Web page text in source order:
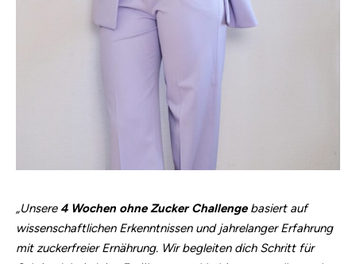
„Unsere 4 Wochen ohne Zucker Challengebasiert auf
wissenschaftlichen Erkenntnissen und jahrelanger Erfahrung
mit zuckerfreier Ernährung. Wir begleiten dich Schritt für